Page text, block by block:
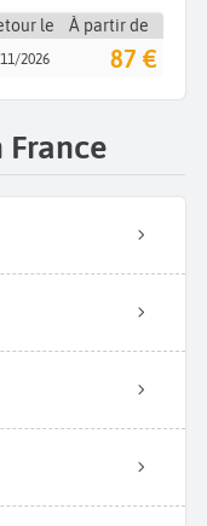
le À partir de
2026 87 €